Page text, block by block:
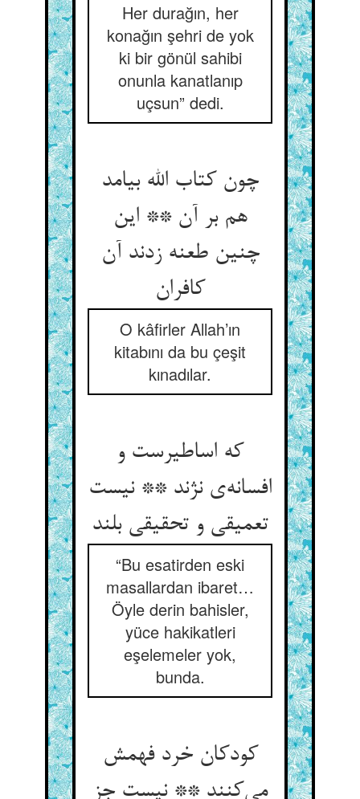
Her durağın, her
konağın şehri de yok
ki bir gönül sahibi
onunla kanatlanıp
uçsun” dedi.
چون کتاب الله بیامد
هم بر آن ** این
چنین طعنه زدند آن
کافران
O kâfirler Allah’ın
kitabını da bu çeşit
kınadılar.
که اساطیرست و
افسانه‌ی نژند ** نیست
تعمیقی و تحقیقی بلند
“Bu esatirden eski
masallardan ibaret…
Öyle derin bahisler,
yüce hakikatleri
eşelemeler yok,
bunda.
کودکان خرد فهمش
می‌کنند ** نیست جز